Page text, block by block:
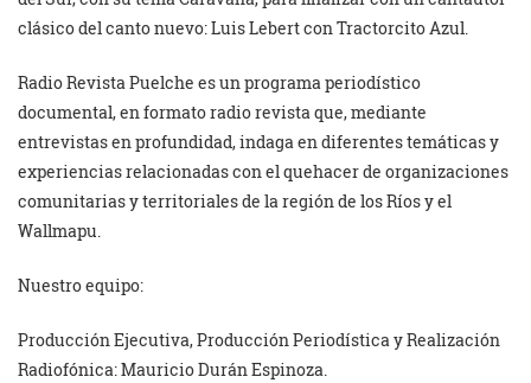
clásico del canto nuevo: Luis Lebert con Tractorcito Azul.
Radio Revista Puelche es un programa periodístico
documental, en formato radio revista que, mediante
entrevistas en profundidad, indaga en diferentes temáticas y
experiencias relacionadas con el quehacer de organizaciones
comunitarias y territoriales de la región de los Ríos y el
Wallmapu.
Nuestro equipo:
Producción Ejecutiva, Producción Periodística y Realización
Radiofónica: Mauricio Durán Espinoza.